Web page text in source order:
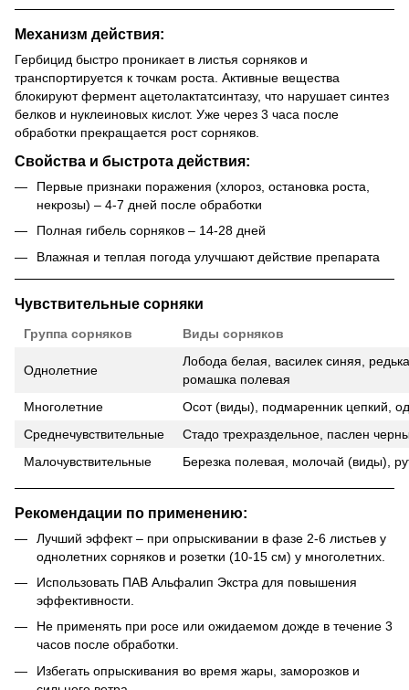
Механизм действия:
Гербицид быстро проникает в листья сорняков и
транспортируется к точкам роста. Активные вещества
блокируют фермент ацетолактатсинтазу, что нарушает синтез
белков и нуклеиновых кислот. Уже через 3 часа после
обработки прекращается рост сорняков.
Свойства и быстрота действия:
Первые признаки поражения (хлороз, остановка роста,
некрозы) – 4-7 дней после обработки
Полная гибель сорняков – 14-28 дней
Влажная и теплая погода улучшают действие препарата
Чувствительные сорняки
Группа сорняков Виды сорняков
Однолетние
Лобода белая, василек синяя,
ромашка полевая
Многолетние
Осот (виды), подмаренник цепкий,
Среднечувствительные
Стадо трехраздельное, паслен
Малочувствительные
Березка полевая, молочай (виды),
Рекомендации по применению:
Лучший эффект – при опрыскивании в фазе 2-6 листьев у
однолетних сорняков и розетки (10-15 см) у многолетних.
Использовать ПАВ Альфалип Экстра для повышения
эффективности.
Не применять при росе или ожидаемом дожде в течение 3
часов после обработки.
Избегать опрыскивания во время жары, заморозков и